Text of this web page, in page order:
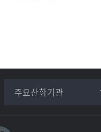
주요산하기관